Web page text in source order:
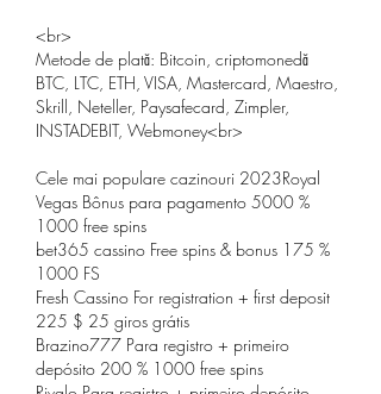
<br>
Metode de plată: Bitcoin, criptomonedă
BTC, LTC, ETH, VISA, Mastercard, Maestro,
Skrill, Neteller, Paysafecard, Zimpler,
INSTADEBIT, Webmoney<br>
Cele mai populare cazinouri 2023Royal
Vegas Bônus para pagamento 5000 %
1000 free spins
bet365 cassino Free spins & bonus 175 %
1000 FS
Fresh Cassino For registration + first deposit
225 $ 25 giros grátis
Brazino777 Para registro + primeiro
depósito 200 % 1000 free spins